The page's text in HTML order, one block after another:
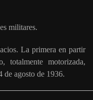
militares.
La primera en partir
totalmente motorizada,
de agosto de 1936.